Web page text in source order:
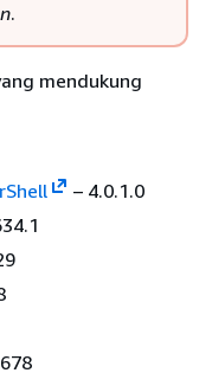
.
mendukung
– 4.0.1.0